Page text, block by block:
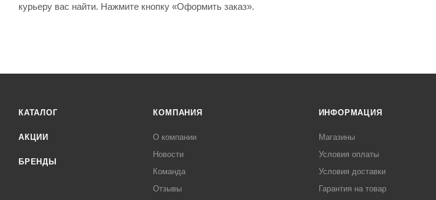
курьеру вас найти. Нажмите кнопку «Оформить заказ».
КАТАЛОГ
АКЦИИ
БРЕНДЫ
КОМПАНИЯ
О компании
Новости
Команда
Отзывы
ИНФОРМАЦИЯ
Магазины
Условия оплаты
Условия доставки
Гарантия на товар